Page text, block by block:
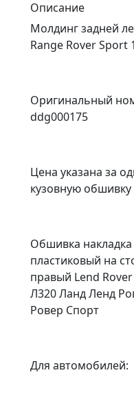
Описание
Молдинг задней
Range Rover Sport
Оригинальный
ddg000175
Цена указана за
кузовную обшивку
Обшивка накладка
пластиковый на
правый Lend
Л320 Ланд Ленд
Ровер Спорт
Для автомобилей: